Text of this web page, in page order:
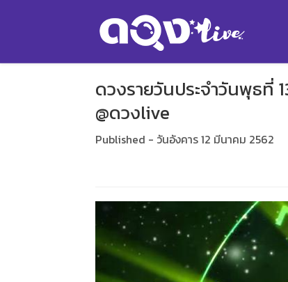
ดวงรายวันประจำวันพุธที่
@ดวงlive
Published - วันอังคาร 12 มีนาคม 2562